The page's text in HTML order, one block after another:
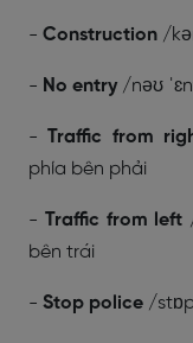
- Construction /
- No entry /nəʊ
-Traffic from
phía bên phải
- Traffic from left
bên trái
- Stop police /